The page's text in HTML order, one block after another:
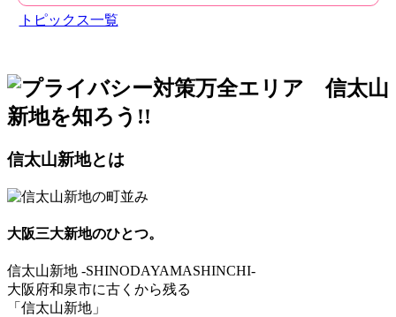
トピックス一覧
信太山新地とは
大阪三大新地のひとつ。
信太山新地 -SHINODAYAMASHINCHI-
大阪府和泉市に古くから残る
「信太山新地」